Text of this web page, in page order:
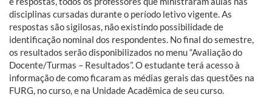
disciplinas cursadas durante o período letivo vigente. As
respostas são sigilosas, não existindo possibilidade de
identificação nominal dos respondentes. No final do semestre,
os resultados serão disponibilizados no menu “Avaliação do
Docente/Turmas – Resultados”. O estudante terá acesso à
informação de como ficaram as médias gerais das questões na
FURG, no curso, e na Unidade Acadêmica de seu curso.